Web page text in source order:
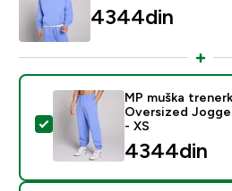
4344din‎
Select this product - MP
MP muška
Oversized
- XS
4344din‎